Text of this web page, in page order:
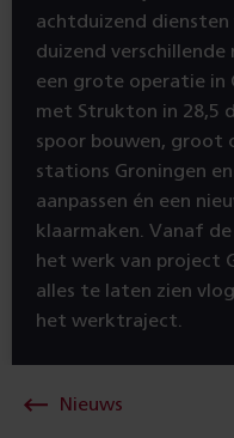
achtduizend diensten
duizend verschillende
een grote operatie in
met Strukton in 28,5
spoor bouwen, groot
stations Groningen
aanpassen én een
klaarmaken. Vanaf
het werk van project
alles te laten zien
het werktraject.
Nieuws